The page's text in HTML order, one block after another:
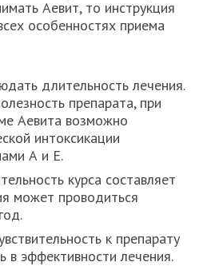
Аевит, то инструкция
особенностях приема
длительность лечения.
препарата, при
Аевита возможно
интоксикации
А и Е.
курса составляет
может проводиться
к препарату
в эффективности лечения.